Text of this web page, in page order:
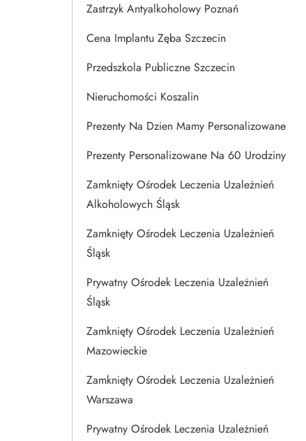
Zastrzyk Antyalkoholowy Poznań
Cena Implantu Zęba Szczecin
Przedszkola Publiczne Szczecin
Nieruchomości Koszalin
Prezenty Na Dzien Mamy Personalizowane
Prezenty Personalizowane Na 60 Urodziny
Zamknięty Ośrodek Leczenia Uzależnień
Alkoholowych Śląsk
Zamknięty Ośrodek Leczenia Uzależnień
Śląsk
Prywatny Ośrodek Leczenia Uzależnień
Śląsk
Zamknięty Ośrodek Leczenia Uzależnień
Mazowieckie
Zamknięty Ośrodek Leczenia Uzależnień
Warszawa
Prywatny Ośrodek Leczenia Uzależnień